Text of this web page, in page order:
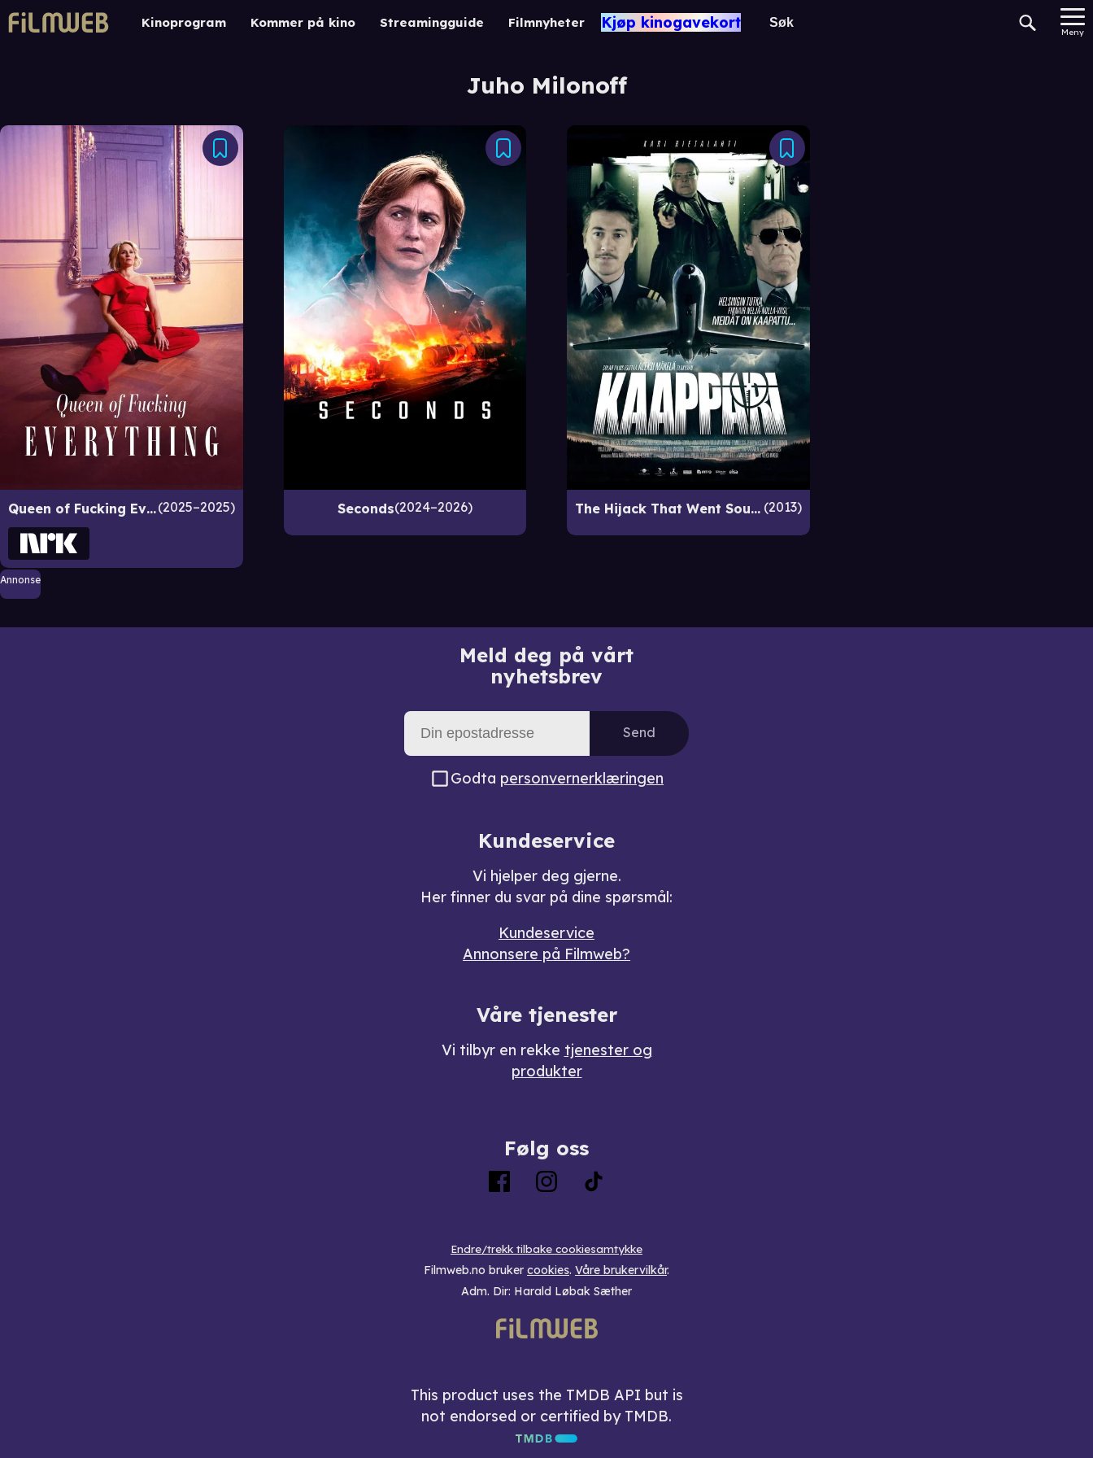
Kinoprogram Kommer på kino Streamingguide Filmnyheter Kjøp kinogavekort
Meny
Juho Milonoff
Queen of Fucking Everything 2025–2025 Seconds 2024–2026 The Hijack That Went South 2013
Annonse
Meld deg på vårt
nyhetsbrev
Send
Godta personvernerklæringen
Kundeservice
Vi hjelper deg gjerne.
Her finner du svar på dine spørsmål:
Kundeservice
Annonsere på Filmweb?
Våre tjenester
Vi tilbyr en rekke tjenester og
produkter
Følg oss
Endre/trekk tilbake cookiesamtykke
Filmweb.no bruker cookies. Våre brukervilkår.
Adm. Dir: Harald Løbak Sæther
This product uses the TMDB API but is
not endorsed or certified by TMDB.